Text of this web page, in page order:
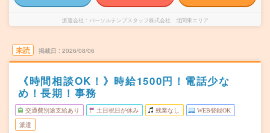
派遣会社 パーソルテンプスタッフ株式会社 北関東エリア
未読 掲載日 2026/08/06
《時間相談OK！》時給1500円！電話少な
め！長期！事務
交通費別途支給あり 土日祝日が休み 残業なし WEB登録OK
派遣